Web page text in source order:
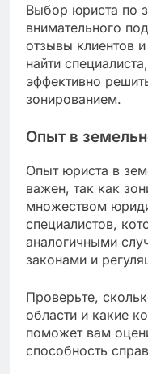
Выбор юриста по
внимательного
отзывы клиентов
найти
эффективно
зонированием.
Опыт в
Опыт юриста в
важен, так как
множеством
специалистов,
аналогичными
законами и
Проверьте,
области и какие
поможет вам
способность